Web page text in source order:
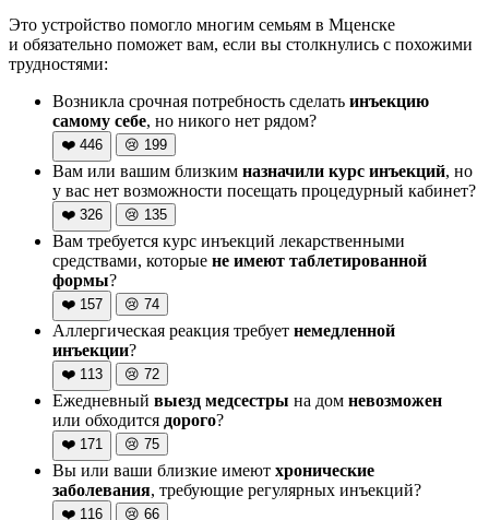
Это устройство помогло многим семьям в Мценске
и обязательно поможет вам, если вы столкнулись с похожими
трудностями:
Возникла срочная потребность сделать инъекцию
самому себе, но никого нет рядом?
❤️ 446 😢 199
Вам или вашим близким назначили курс инъекций, но
у вас нет возможности посещать процедурный кабинет?
❤️ 326 😢 135
Вам требуется курс инъекций лекарственными
средствами, которые не имеют таблетированной
формы?
❤️ 157 😢 74
Аллергическая реакция требует немедленной
инъекции?
❤️ 113 😢 72
Ежедневный выезд медсестры на дом невозможен
или обходится дорого?
❤️ 171 😢 75
Вы или ваши близкие имеют хронические
заболевания, требующие регулярных инъекций?
❤️ 116 😢 66